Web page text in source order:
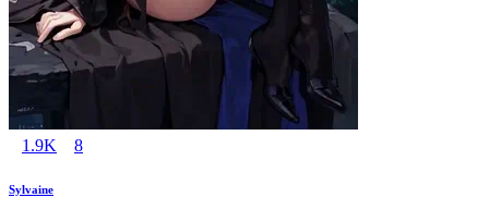
1.9K 8
Sylvaine